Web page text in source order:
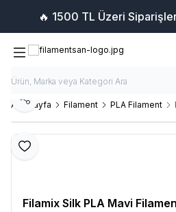
🔥 1500 TL Üzeri
Ana Sayfa Filament PLA Filament
Favoriye Ekle
Paylaş
Filamix Silk PLA Mavi